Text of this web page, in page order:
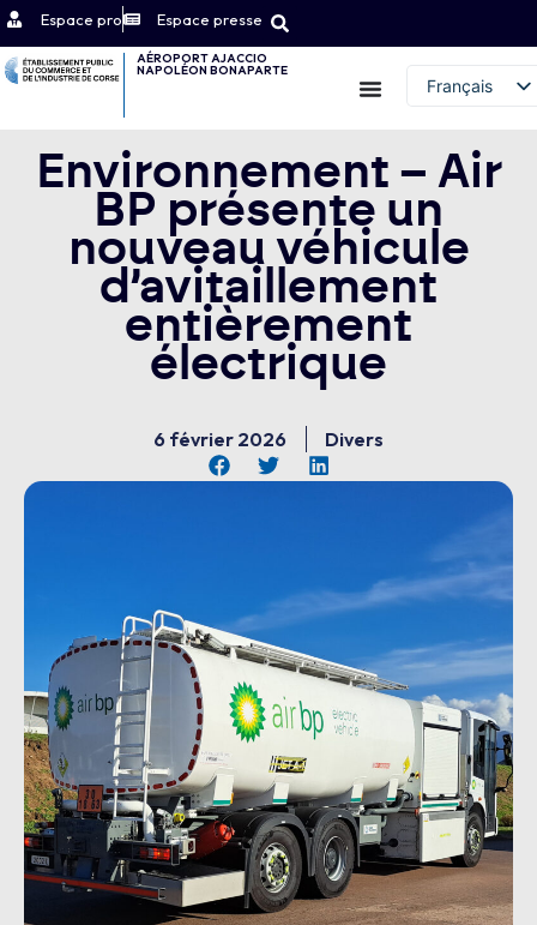
Espace pro Espace presse
AÉROPORT AJACCIO
NAPOLÉON BONAPARTE
Français
Contact
Environnement – Air
BP présente un
nouveau véhicule
d’avitaillement
entièrement
électrique
6 février 2026 Divers